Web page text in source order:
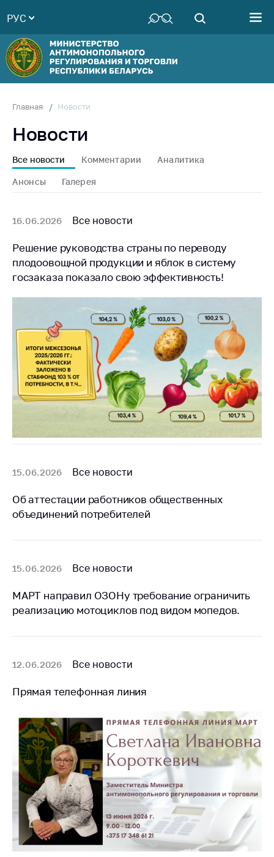
Руководство
Структура
Министерства
Территориальные
Законодательство
Антикоррупционная
деятельность
совет
Соискателям
Награждения
универсальная
товарная биржа
Общественная
жизнь
Идеологическая
работа
Официальные
геральдические
Деятельность
Ценовая политика
Антимонопольное
Торговля и услуги
Регулирование и
контроль закупок
Регулирование
рекламной
сотрудничество
Применение мер
нетарифного
регулирования
Биржевая торговля
Выставочная
деятельность в
Республике
Беларусь
РУС
Главная Новости
Новости
Все новости Комментарии Аналитика
Анонсы Галерея
16.06.2026 Все новости
Решение руководства страны по переводу
плодоовощной продукции и яблок в систему
госзаказа показало свою эффективность!
15.06.2026 Все новости
Об аттестации работников общественных
объединений потребителей
15.06.2026 Все новости
МАРТ направил ОЗОНу требование ограничить
реализацию мотоциклов под видом мопедов.
12.06.2026 Все новости
Прямая телефонная линия